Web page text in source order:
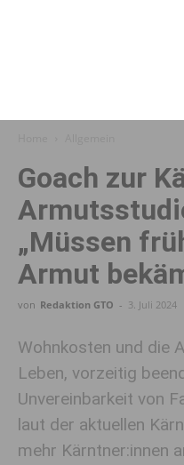
Goach zur
„Müssen
Armut
von Redaktion GTO - 3. Juli 2024
Wohnkosten und die
Leben, vorzeitig
Unvereinbarkeit von
laut der aktuellen
mehr Kärntner:innen